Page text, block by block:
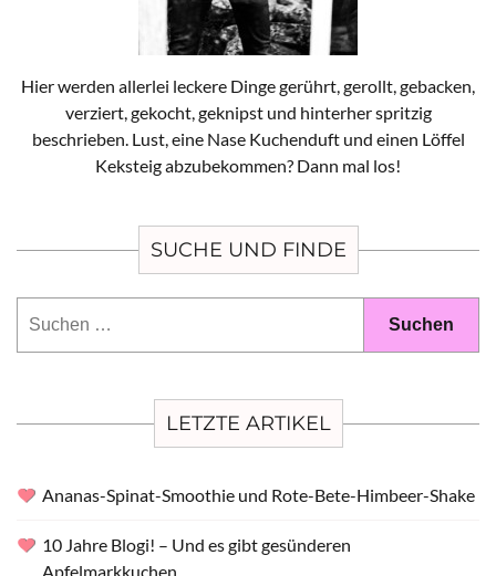
Hier werden allerlei leckere Dinge gerührt, gerollt, gebacken,
verziert, gekocht, geknipst und hinterher spritzig
beschrieben. Lust, eine Nase Kuchenduft und einen Löffel
Keksteig abzubekommen? Dann mal los!
SUCHE UND FINDE
LETZTE ARTIKEL
Ananas-Spinat-Smoothie und Rote-Bete-Himbeer-Shake
10 Jahre Blogi! – Und es gibt gesünderen
Apfelmarkkuchen